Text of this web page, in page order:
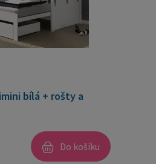
bílá + rošty a
Do košíku